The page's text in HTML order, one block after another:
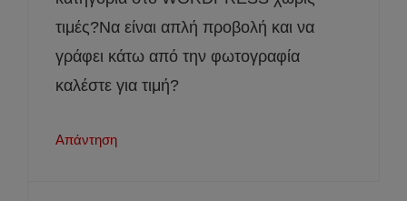
τιμές?Να είναι απλή προβολή και να
γράφει κάτω από την φωτογραφία
καλέστε για τιμή?
Απάντηση